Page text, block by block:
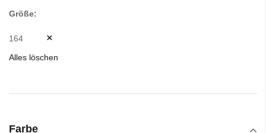
Größe
164
Alles löschen
Farbe